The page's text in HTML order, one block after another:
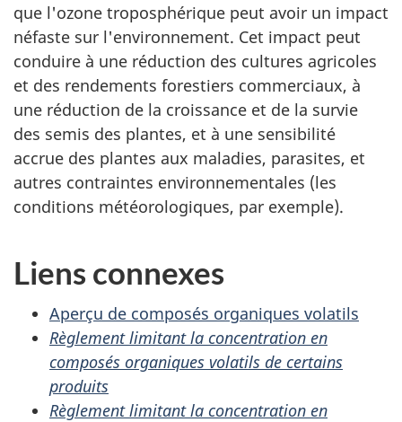
que l'ozone troposphérique peut avoir un impact
néfaste sur l'environnement. Cet impact peut
conduire à une réduction des cultures agricoles
et des rendements forestiers commerciaux, à
une réduction de la croissance et de la survie
des semis des plantes, et à une sensibilité
accrue des plantes aux maladies, parasites, et
autres contraintes environnementales (les
conditions météorologiques, par exemple).
Liens connexes
Aperçu de composés organiques volatils
Règlement limitant la concentration en
composés organiques volatils de certains
produits
Règlement limitant la concentration en